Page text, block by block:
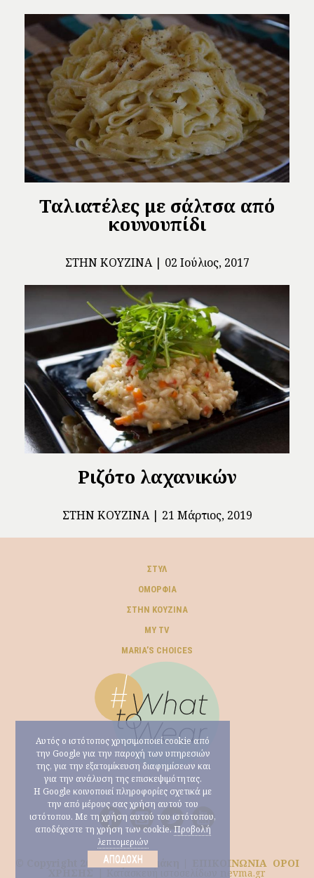
Ταλιατέλες με σάλτσα από
κουνουπίδι
ΣΤΗΝ ΚΟΥΖΊΝΑ 02 Ιούλιος, 2017
Ριζότο λαχανικών
ΣΤΗΝ ΚΟΥΖΊΝΑ 21 Μάρτιος, 2019
ΣΤΥΛ
ΟΜΟΡΦΙΆ
ΣΤΗΝ ΚΟΥΖΊΝΑ
MY TV
ΜARIA’S CHOICES
© Copyright 2026 Μαρία Ηλιάκη | ΕΠΙΚΟΙΝΩΝΙΑ ΟΡΟΙ
Κατασκευή ιστοσελίδων nevma.gr
Αυτός ο ιστότοπος χρησιμοποιεί cookie από
την Google για την παροχή των υπηρεσιών
της, για την εξατομίκευση διαφημίσεων και
για την ανάλυση της επισκεψιμότητας.
Η Google κοινοποιεί πληροφορίες σχετικά με
την από μέρους σας χρήση αυτού του
ιστότοπου. Με τη χρήση αυτού του ιστότοπου,
αποδέχεστε τη χρήση των cookie. Προβολή
λεπτομεριών
ΑΠΟΔΟΧΉ